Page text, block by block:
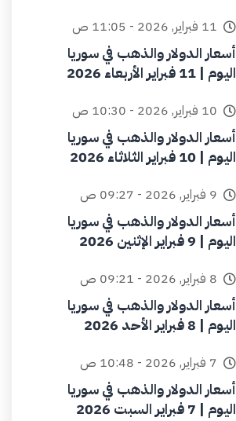
11 فبراير, 2026 - 11:05 ص
أسعار الدولار والذهب في سوريا
اليوم | 11 فبراير الأربعاء 2026
10 فبراير, 2026 - 10:30 ص
أسعار الدولار والذهب في سوريا
اليوم | 10 فبراير الثلاثاء 2026
9 فبراير, 2026 - 09:27 ص
أسعار الدولار والذهب في سوريا
اليوم | 9 فبراير الإثنين 2026
8 فبراير, 2026 - 09:21 ص
أسعار الدولار والذهب في سوريا
اليوم | 8 فبراير الأحد 2026
7 فبراير, 2026 - 10:48 ص
أسعار الدولار والذهب في سوريا
اليوم | 7 فبراير السبت 2026